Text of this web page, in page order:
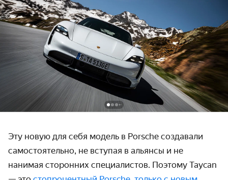
Эту новую для себя модель в Porsche создавали
самостоятельно, не вступая в альянсы и не
нанимая сторонних специалистов. Поэтому Taycan